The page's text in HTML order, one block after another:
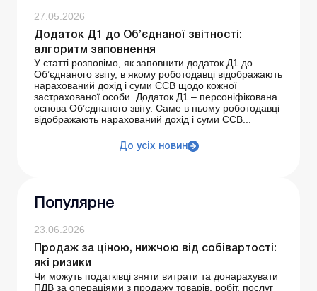
27.05.2026
Додаток Д1 до Об’єднаної звітності:
алгоритм заповнення
У статті розповімо, як заповнити додаток Д1 до
Об’єднаного звіту, в якому роботодавці відображають
нарахований дохід і суми ЄСВ щодо кожної
застрахованої особи. Додаток Д1 – персоніфікована
основа Об’єднаного звіту. Саме в ньому роботодавці
відображають нарахований дохід і суми ЄСВ...
До усіх новин
Популярне
23.06.2026
Продаж за ціною, нижчою від собівартості:
які ризики
Чи можуть податківці зняти витрати та донарахувати
ПДВ за операціями з продажу товарів, робіт, послуг